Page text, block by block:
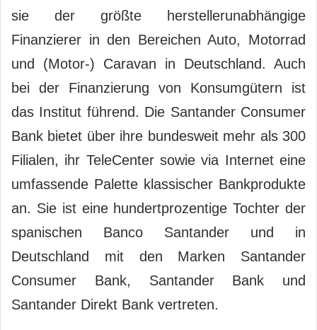
sie der größte herstellerunabhängige
Finanzierer in den Bereichen Auto, Motorrad
und (Motor-) Caravan in Deutschland. Auch
bei der Finanzierung von Konsumgütern ist
das Institut führend. Die Santander Consumer
Bank bietet über ihre bundesweit mehr als 300
Filialen, ihr TeleCenter sowie via Internet eine
umfassende Palette klassischer Bankprodukte
an. Sie ist eine hundertprozentige Tochter der
spanischen Banco Santander und in
Deutschland mit den Marken Santander
Consumer Bank, Santander Bank und
Santander Direkt Bank vertreten.